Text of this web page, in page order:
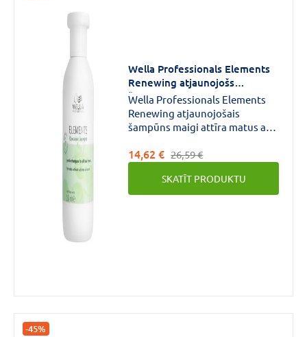
Wella Professionals Elements
Renewing atjaunojošs
šampūns 250 ml
Wella Professionals Elements
Renewing atjaunojošais
šampūns maigi attīra matus ar
matos dabisko
mitrumu.Produkts atdzīvina
matu spīdumu un nogludina
matus, lai tie iegūtu veselīgu
14,62 € 26,59 €
SKATĪT PRODUKTU
-45%